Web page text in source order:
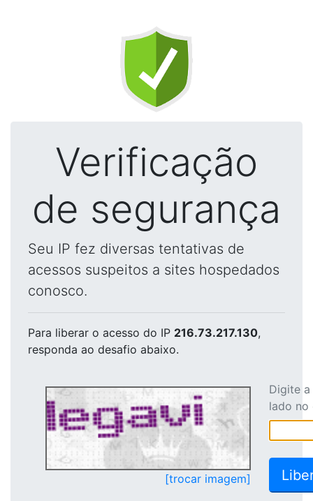
Verificação
de segurança
Seu IP fez diversas tentativas de
acessos suspeitos a sites hospedados
conosco.
Para liberar o acesso do IP 216.73.217.130,
responda ao desafio abaixo.
[trocar imagem]
Digite
lado no